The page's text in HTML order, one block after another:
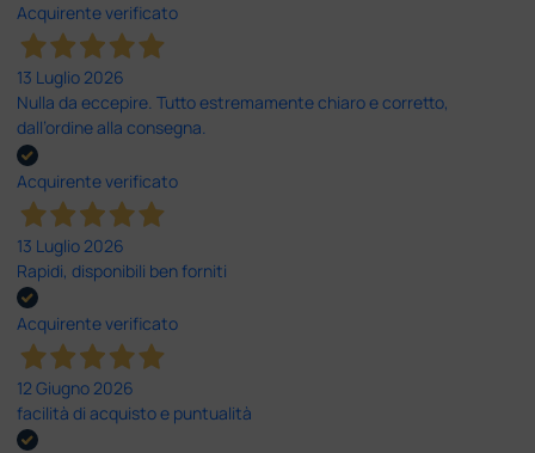
Acquirente verificato
13 Luglio 2026
Nulla da eccepire. Tutto estremamente chiaro e corretto,
dall’ordine alla consegna.
Acquirente verificato
13 Luglio 2026
Rapidi, disponibili ben forniti
Acquirente verificato
12 Giugno 2026
facilità di acquisto e puntualità